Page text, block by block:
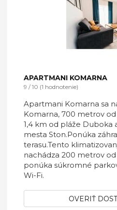
APARTMANI KOMARNA
9 / 10 (1 hodnotenie)
Apartmani Komarna sa
Komarna, 700 metrov
1,4 km od pláže Duboka
mesta Ston.Ponúka
terasu.Tento
nachádza 200 metrov
ponúka súkromné
Wi-Fi.
OVERIŤ